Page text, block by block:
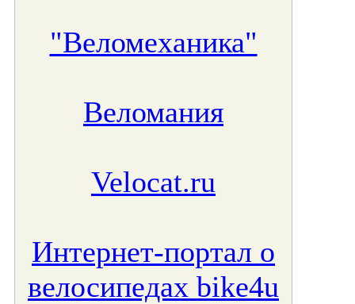
"Веломеханика"
Веломания
Velocat.ru
Интернет-портал о
велосипедах bike4u